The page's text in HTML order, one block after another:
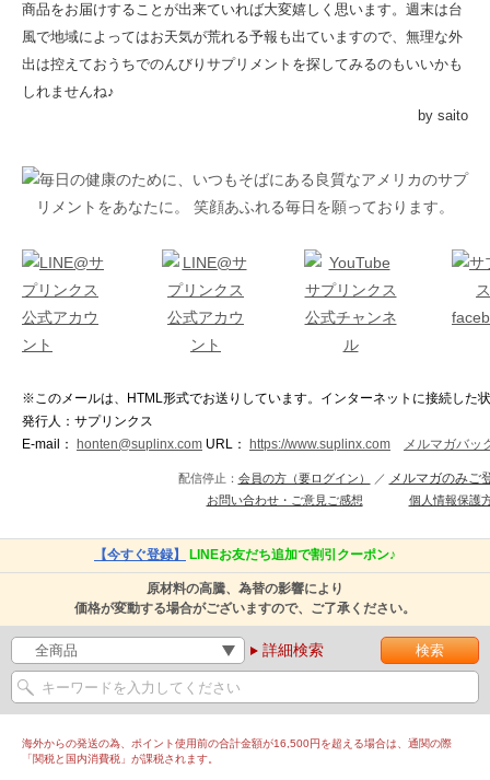
商品をお届けすることが出来ていれば大変嬉しく思います。週末は台
風で地域によってはお天気が荒れる予報も出ていますので、無理な外
出は控えておうちでのんびりサプリメントを探してみるのもいいかも
しれませんね♪
by saito
※このメールは、HTML形式でお送りしています。インターネットに接続した
発行人：サプリンクス
E-mail：
honten@suplinx.com URL： https://www.suplinx.com メルマガバッ
配信停止： 会員の方（要ログイン） ／ メルマガのみご
お問い合わせ・ご意見ご感想 個人情報保護
【今すぐ登録】 LINEお友だち追加で割引クーポン♪
原材料の高騰、為替の影響により
価格が変動する場合がございますので、ご了承ください。
詳細検索
海外からの発送の為、ポイント使用前の合計金額が16,500円を超える場合は、通関の際
「関税と国内消費税」が課税されます。